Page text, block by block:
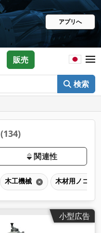
アプリへ
検索
販売
(134)
関連性
木工機械 木材用ノコギ
小型広告